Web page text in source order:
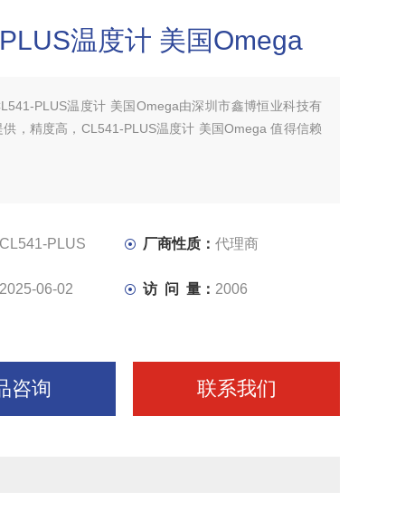
温度计 美国Omega
PLUS温度计 美国Omega由深圳市鑫博恒业科技有
供，精度高，CL541-PLUS温度计 美国Omega 值得信赖
CL541-PLUS 厂商性质： 代理商
2025-06-02 访 问 量： 2006
咨询 联系我们